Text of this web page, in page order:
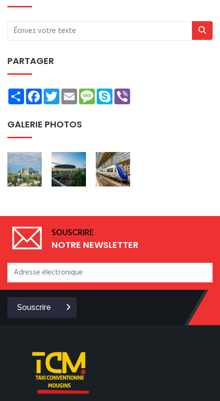
PARTAGER
ShareFacebookTwitterEmailMessage
Skype
GALERIE PHOTOS
SOUSCRIRE
NOTRE NEWSLETTER
Souscrire